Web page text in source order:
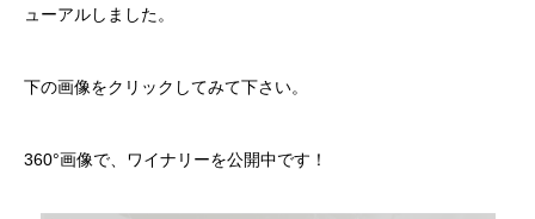
ューアルしました。
下の画像をクリックしてみて下さい。
360°画像で、ワイナリーを公開中です！